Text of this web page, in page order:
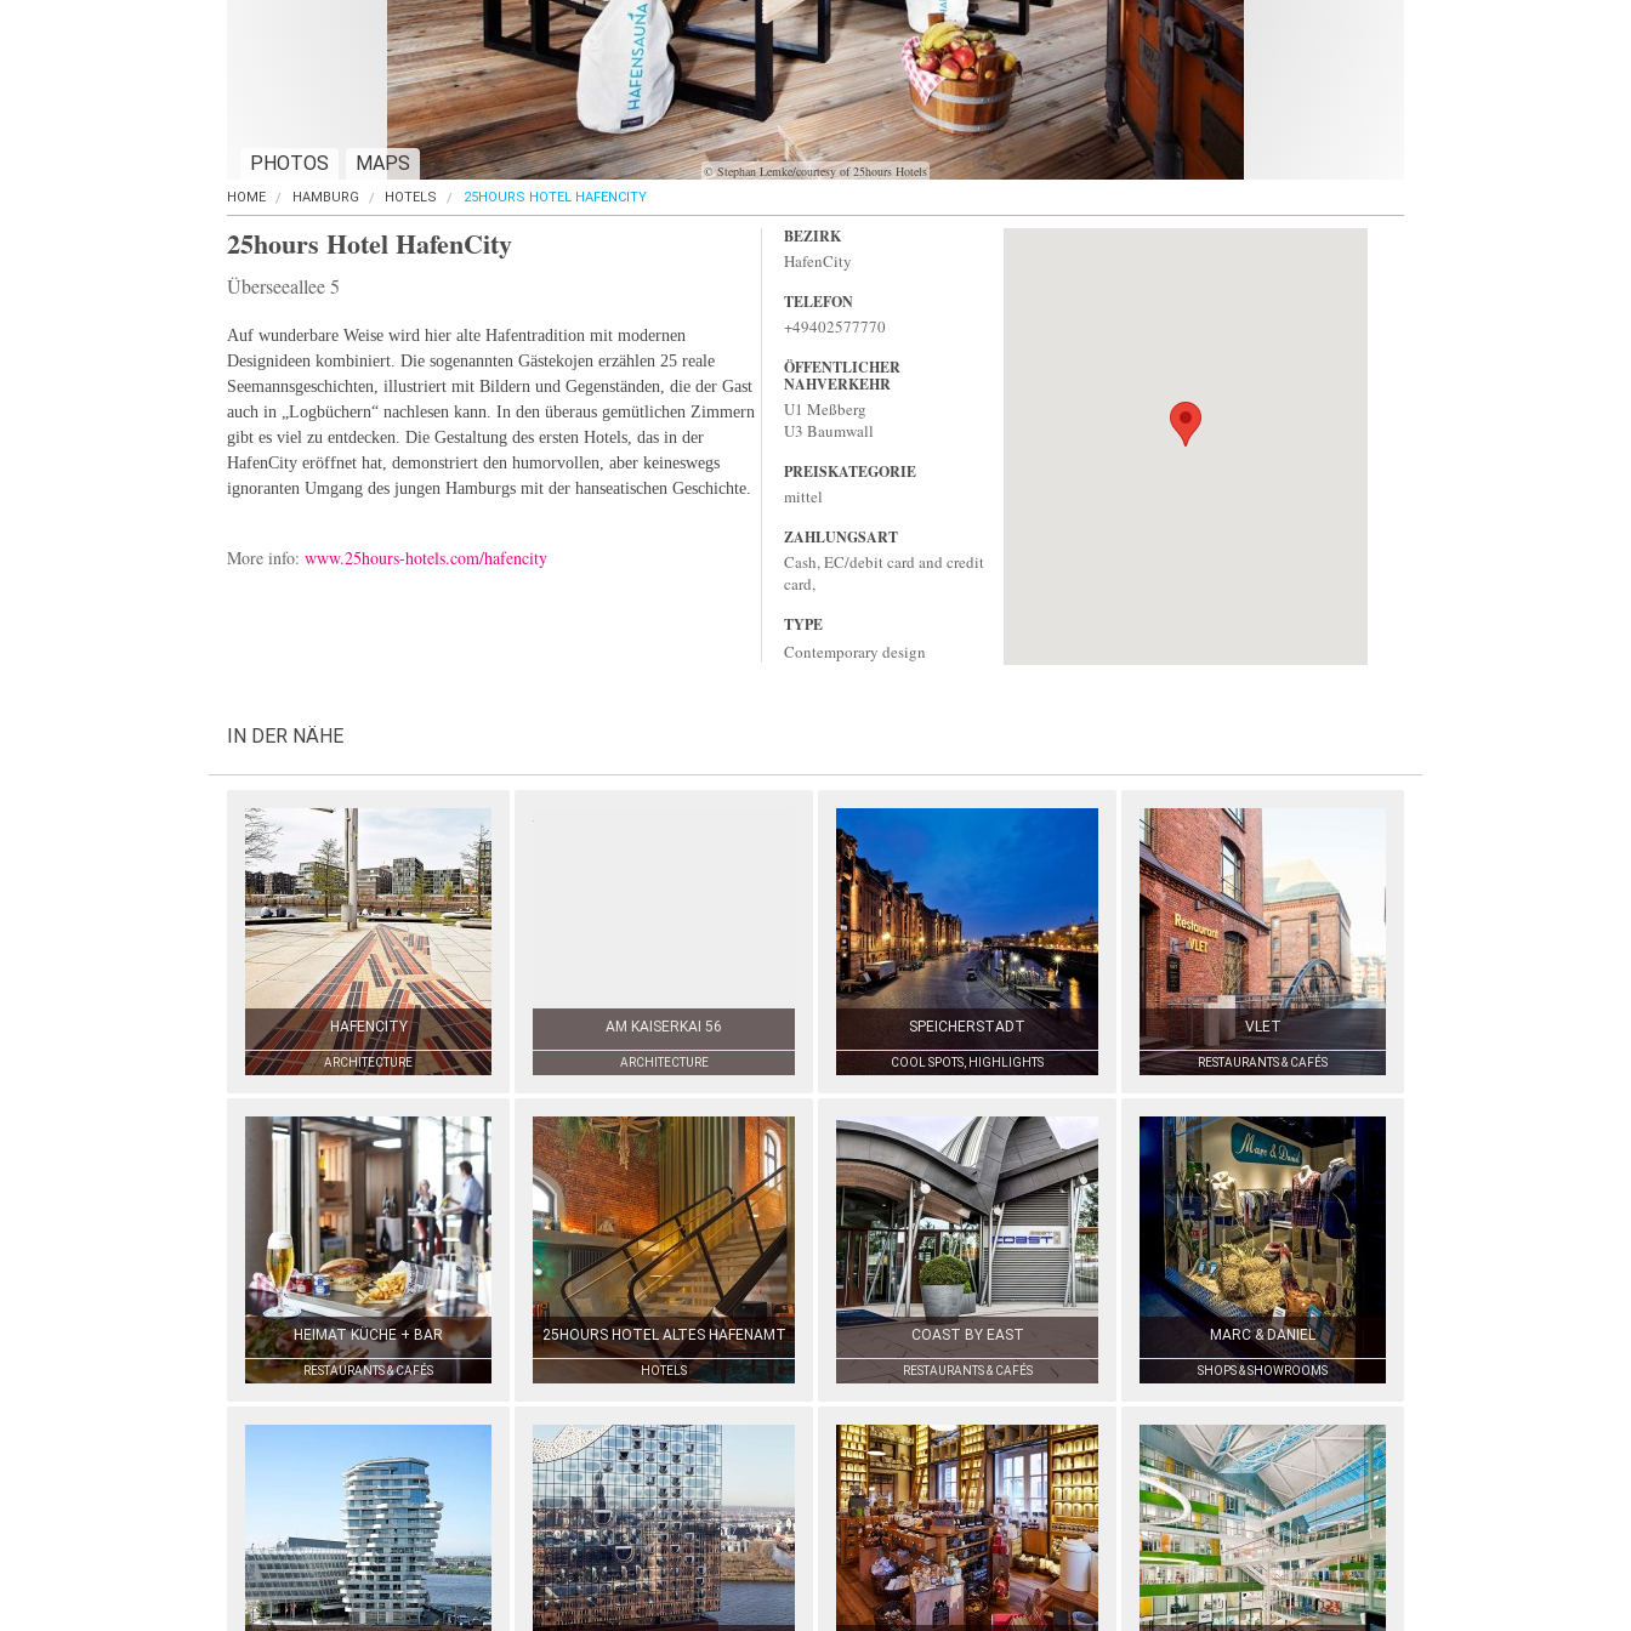
© Stephan Lemke/courtesy of 25hours Hotels
PHOTOS MAPS
HOME HAMBURG HOTELS 25HOURS HOTEL HAFENCITY
25hours Hotel HafenCity
Überseeallee 5
Auf wunderbare Weise wird hier alte Hafentradition mit modernen
Designideen kombiniert. Die sogenannten Gästekojen erzählen 25 reale
Seemannsgeschichten, illustriert mit Bildern und Gegenständen, die der Gast
auch in „Logbüchern“ nachlesen kann. In den überaus gemütlichen Zimmern
gibt es viel zu entdecken. Die Gestaltung des ersten Hotels, das in der
HafenCity eröffnet hat, demonstriert den humorvollen, aber keineswegs
ignoranten Umgang des jungen Hamburgs mit der hanseatischen Geschichte.
More info: www.25hours-hotels.com/hafencity
BEZIRK
HafenCity
TELEFON
+49402577770
ÖFFENTLICHER
NAHVERKEHR
U1 Meßberg
U3 Baumwall
PREISKATEGORIE
mittel
ZAHLUNGSART
Cash, EC/debit card and credit
card,
TYPE
Contemporary design
IN DER NÄHE
HAFENCITY
ARCHITECTURE
AM KAISERKAI 56
ARCHITECTURE
SPEICHERSTADT
COOL SPOTS, HIGHLIGHTS
VLET
RESTAURANTS & CAFÉS
HEIMAT KÜCHE + BAR
RESTAURANTS & CAFÉS
25HOURS HOTEL ALTES HAFENAMT
HOTELS
COAST BY EAST
RESTAURANTS & CAFÉS
MARC & DANIEL
SHOPS & SHOWROOMS